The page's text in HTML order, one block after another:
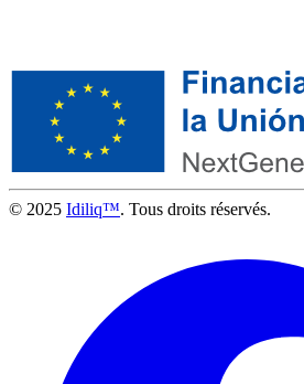
© 2025 Idiliq™. Tous droits réservés.